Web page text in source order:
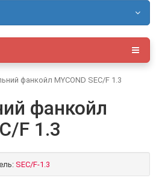
фанкойл MYCOND SEC/F 1.3
фанкойл
F 1.3
SEC/F-1.3